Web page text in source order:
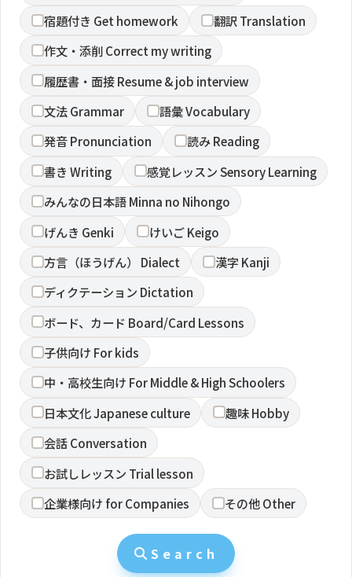
宿題付き Get homework
翻訳 Translation
作文・添削 Correct my writing
履歴書・面接 Resume & job interview
文法 Grammar
語彙 Vocabulary
発音 Pronunciation
読み Reading
書き Writing
感覚レッスン Sensory Learning
みんなの日本語 Minna no Nihongo
げんき Genki
けいご Keigo
方言（ほうげん） Dialect
漢字 Kanji
ディクテーション Dictation
ボード、カード Board/Card Lessons
子供向け For kids
中・高校生向け For Middle & High Schoolers
日本文化 Japanese culture
趣味 Hobby
会話 Conversation
お試しレッスン Trial lesson
企業様向け for Companies
その他 Other
Search